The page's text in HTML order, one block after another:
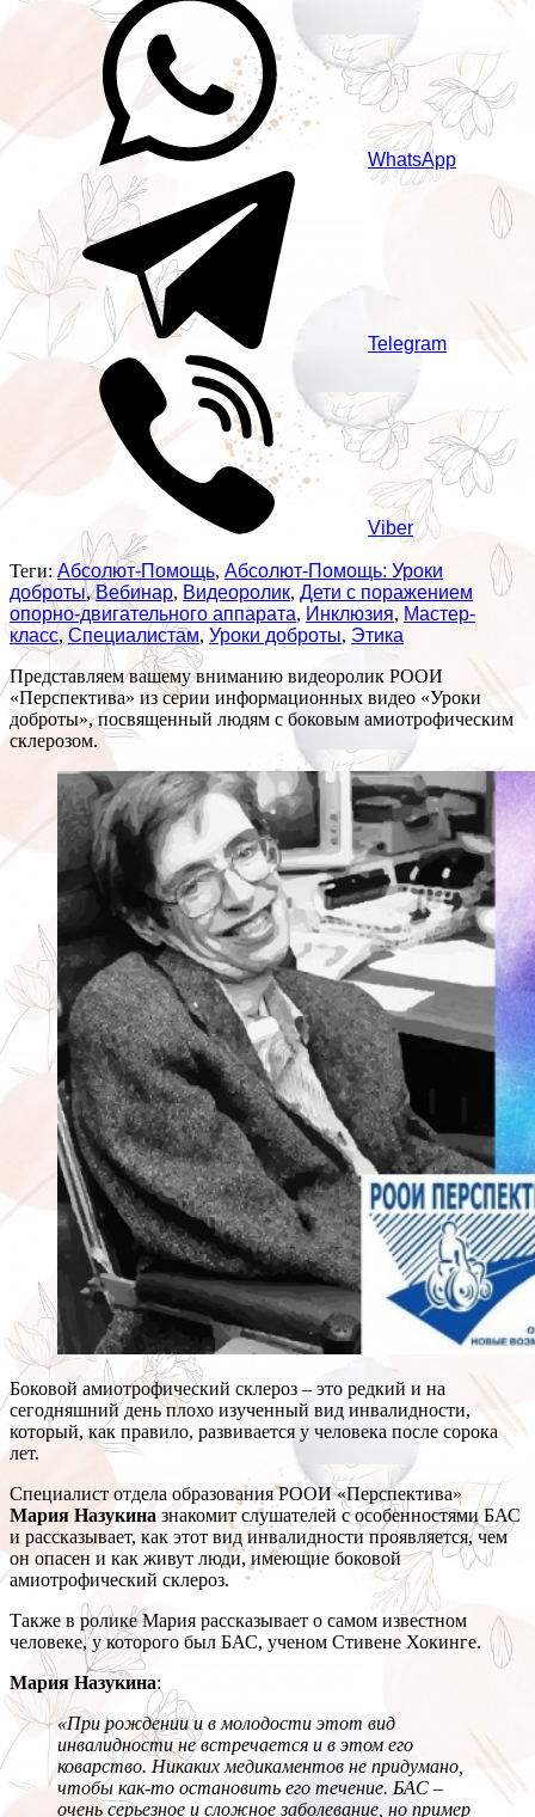
WhatsApp
Telegram
Viber
Теги: Абсолют-Помощь, Абсолют-Помощь: Уроки
доброты,Вебинар, Видеоролик, Дети с поражением
опорно-двигательного аппарата, Инклюзия, Мастер-
класс,Специалистам, Уроки доброты, Этика
Представляем вашему вниманию видеоролик РООИ
«Перспектива» из серии информационных видео «Уроки
доброты», посвященный людям с боковым амиотрофическим
склерозом.
Боковой амиотрофический склероз – это редкий и на
сегодняшний день плохо изученный вид инвалидности,
который, как правило, развивается у человека после сорока
лет.
Специалист отдела образования РООИ «Перспектива»
Мария Назукина знакомит слушателей с особенностями БАС
и рассказывает, как этот вид инвалидности проявляется, чем
он опасен и как живут люди, имеющие боковой
амиотрофический склероз.
Также в ролике Мария рассказывает о самом известном
человеке, у которого был БАС, ученом Стивене Хокинге.
Мария Назукина:
«При рождении и в молодости этот вид
инвалидности не встречается и в этом его
коварство. Никаких медикаментов не придумано,
чтобы как-то остановить его течение. БАС –
очень серьезное и сложное заболевание, но пример